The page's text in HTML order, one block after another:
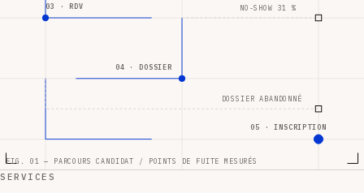
03 · RDV
04 · DOSSIER
05 · INSCRIPTION
NO-SHOW 31 %
DOSSIER ABANDONNÉ
FIG. 01 — PARCOURS CANDIDAT / POINTS DE FUITE MESURÉS
SERVICES